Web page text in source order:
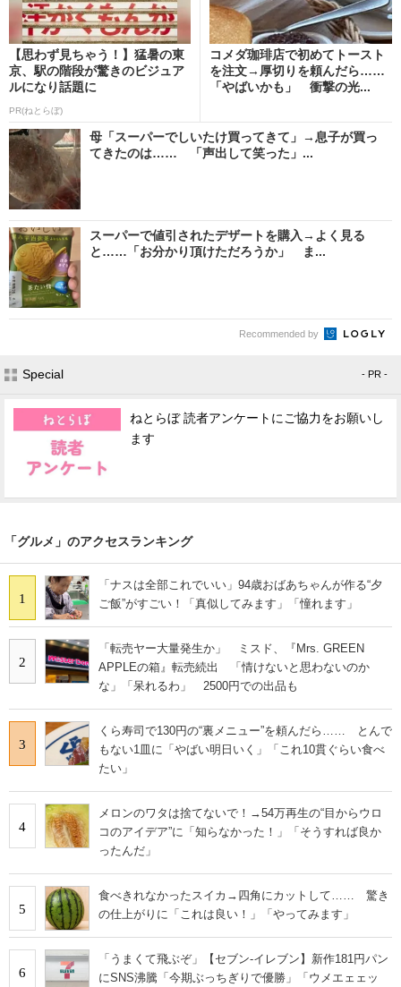
【思わず見ちゃう！】猛暑の東
京、駅の階段が驚きのビジュア
ルになり話題に
PR(ねとらぼ)
コメダ珈琲店で初めてトースト
を注文→厚切りを頼んだら……
「やばいかも」 衝撃の光...
母「スーパーでしいたけ買ってきて」→息子が買っ
てきたのは…… 「声出して笑った」...
スーパーで値引されたデザートを購入→よく見る
と……「お分かり頂けただろうか」 ま...
Recommended by
Special - PR -
ねとらぼ 読者アンケートにご協力をお願いし
ます
「グルメ」のアクセスランキング
1
「ナスは全部これでいい」94歳おばあちゃんが作る“夕
ご飯”がすごい！「真似してみます」「憧れます」
2
「転売ヤー大量発生か」 ミスド、『Mrs. GREEN
APPLEの箱』転売続出 「情けないと思わないのか
な」「呆れるわ」 2500円での出品も
3
くら寿司で130円の“裏メニュー”を頼んだら…… とんで
もない1皿に「やばい明日いく」「これ10貫ぐらい食べ
たい」
4
メロンのワタは捨てないで！→54万再生の“目からウロ
コのアイデア”に「知らなかった！」「そうすれば良か
ったんだ」
5
食べきれなかったスイカ→四角にカットして…… 驚き
の仕上がりに「これは良い！」「やってみます」
6
「うまくて飛ぶぞ」【セブン‐イレブン】新作181円パン
にSNS沸騰「今期ぶっちぎりで優勝」「ウメエェェッ